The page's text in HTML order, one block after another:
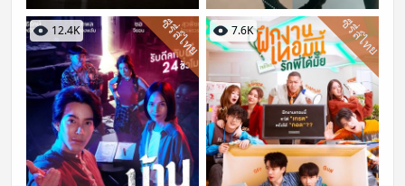
12.4K ซีรี่ส์ไทย 7.6K ซีรี่ส์ไทย